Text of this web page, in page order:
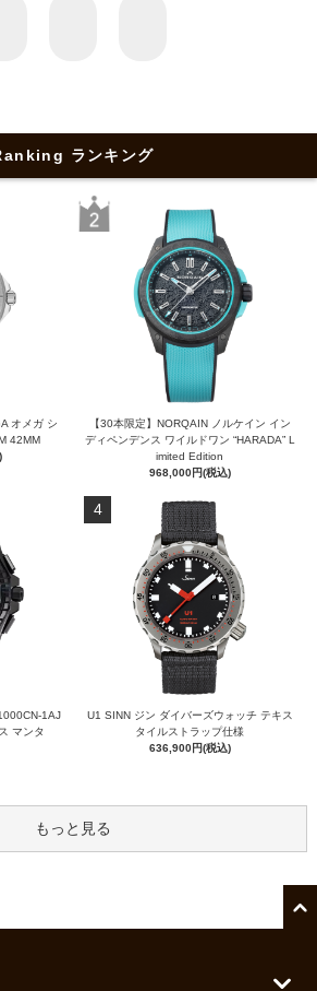
ランキング
オメガ シ
42MM
【30本限定】NORQAIN ノルケイン イン
ディペンデンス ワイルドワン “HARADA” L
imited Edition
968,000円(税込)
1AJ
マンタ
4
U1 SINN ジン ダイバーズウォッチ テキス
タイルストラップ仕様
636,900円(税込)
もっと見る